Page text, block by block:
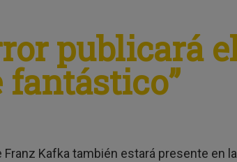
publicará
Franz Kafka también estará presente en